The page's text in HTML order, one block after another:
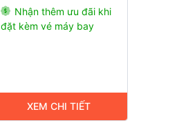
Nhận thêm ưu đãi khi
đặt kèm vé máy bay
XEM CHI TIẾT